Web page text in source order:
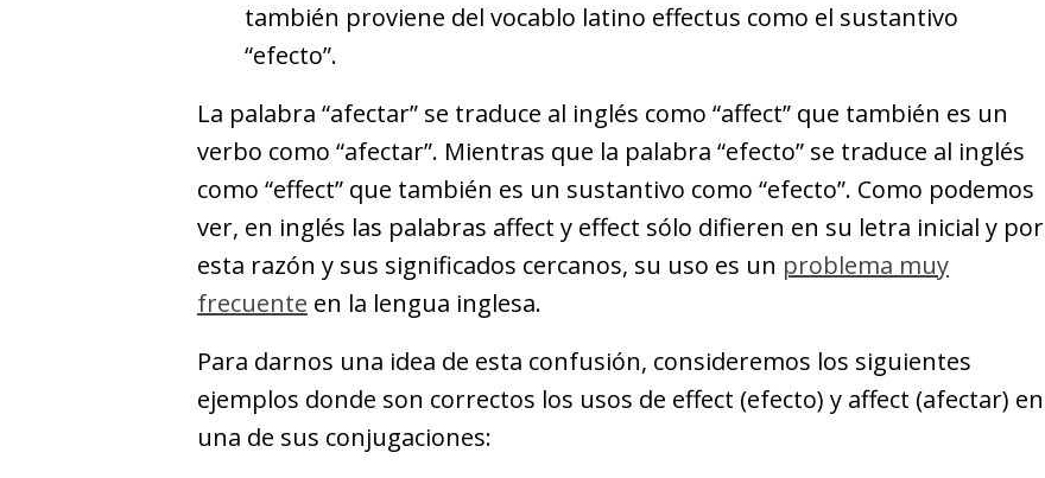
también proviene del vocablo latino effectus como el sustantivo
“efecto”.
La palabra “afectar” se traduce al inglés como “affect” que también es un
verbo como “afectar”. Mientras que la palabra “efecto” se traduce al inglés
como “effect” que también es un sustantivo como “efecto”. Como podemos
ver, en inglés las palabras affect y effect sólo difieren en su letra inicial y por
esta razón y sus significados cercanos, su uso es un problema muy
frecuente en la lengua inglesa.
Para darnos una idea de esta confusión, consideremos los siguientes
ejemplos donde son correctos los usos de effect (efecto) y affect (afectar) en
una de sus conjugaciones: